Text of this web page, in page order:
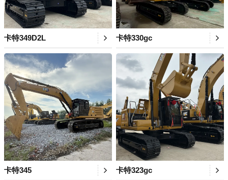
卡特349D2L 卡特330gc
卡特345 卡特323gc